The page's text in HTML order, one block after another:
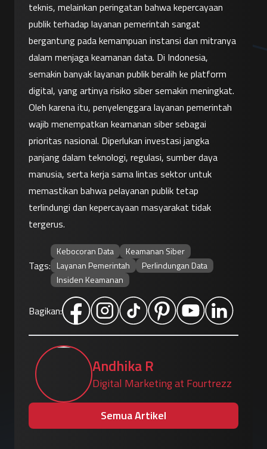
teknis, melainkan peringatan bahwa kepercayaan
publik terhadap layanan pemerintah sangat
bergantung pada kemampuan instansi dan mitranya
dalam menjaga keamanan data. Di Indonesia,
semakin banyak layanan publik beralih ke platform
digital, yang artinya risiko siber semakin meningkat.
Oleh karena itu, penyelenggara layanan pemerintah
wajib menempatkan keamanan siber sebagai
prioritas nasional. Diperlukan investasi jangka
panjang dalam teknologi, regulasi, sumber daya
manusia, serta kerja sama lintas sektor untuk
memastikan bahwa pelayanan publik tetap
terlindungi dan kepercayaan masyarakat tidak
tergerus.
Tags:
Kebocoran Data
Keamanan Siber
Layanan Pemerintah
Perlindungan Data
Insiden Keamanan
Bagikan:
Andhika R
Digital Marketing at Fourtrezz
Semua Artikel